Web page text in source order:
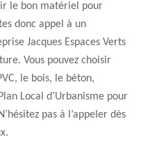
le bon matériel pour
donc appel à un
Jacques Espaces Verts
Vous pouvez choisir
le bois, le béton,
Local d’Urbanisme pour
pas à l’appeler dès